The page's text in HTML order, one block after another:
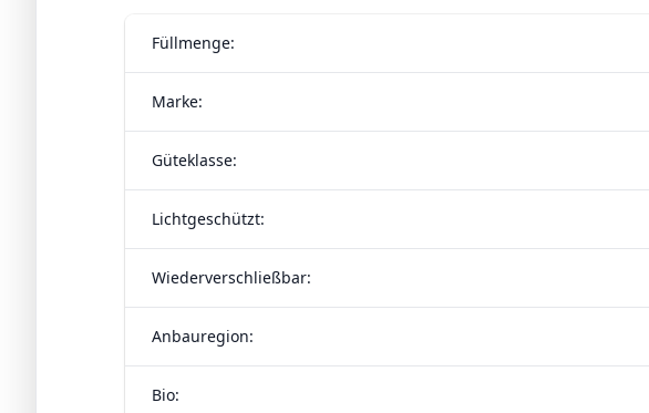
Füllmenge:
Marke:
Güteklasse:
Lichtgeschützt:
Wiederverschließbar:
Anbauregion:
Bio: